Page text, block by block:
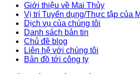
Giới thiệu về Mai Thủy
Vị trí Tuyển dụng/Thực tập của
Dịch vụ của chúng tôi
Danh sách bản tin
Chủ đề blog
Liên hệ với chúng tôi
Bản đồ tới công ty